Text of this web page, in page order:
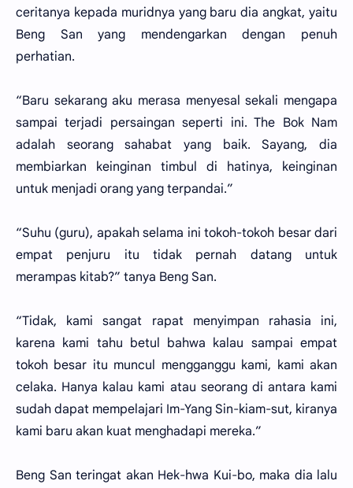
ceritanya kepada muridnya yang baru dia angkat, yaitu
Beng San yang mendengarkan dengan penuh
perhatian.
“Baru sekarang aku merasa menyesal sekali mengapa
sampai terjadi persaingan seperti ini. The Bok Nam
adalah seorang sahabat yang baik. Sayang, dia
membiarkan keinginan timbul di hatinya, keinginan
untuk menjadi orang yang terpandai.”
“Suhu (guru), apakah selama ini tokoh-tokoh besar dari
empat penjuru itu tidak pernah datang untuk
merampas kitab?” tanya Beng San.
“Tidak, kami sangat rapat menyimpan rahasia ini,
karena kami tahu betul bahwa kalau sampai empat
tokoh besar itu muncul mengganggu kami, kami akan
celaka. Hanya kalau kami atau seorang di antara kami
sudah dapat mempelajari Im-Yang Sin-kiam-sut, kiranya
kami baru akan kuat menghadapi mereka.”
Beng San teringat akan Hek-hwa Kui-bo, maka dia lalu